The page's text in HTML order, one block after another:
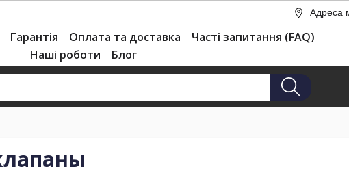
Адреса
Гарантія Оплата та доставка
Часті запитання (FAQ)
Наші роботи
Блог